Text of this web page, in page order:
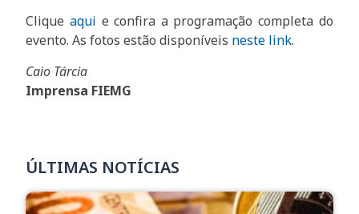
Clique aqui e confira a programação completa do
evento. As fotos estão disponíveis neste link.
Caio Tárcia
Imprensa FIEMG
ÚLTIMAS NOTÍCIAS